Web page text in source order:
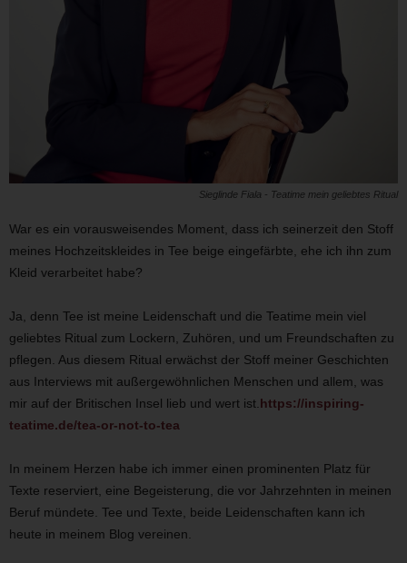
Sieglinde Fiala - Teatime mein geliebtes Ritual
War es ein vorausweisendes Moment, dass ich seinerzeit den Stoff
meines Hochzeitskleides in Tee beige eingefärbte, ehe ich ihn zum
Kleid verarbeitet habe?
Ja, denn Tee ist meine Leidenschaft und die Teatime mein viel
geliebtes Ritual zum Lockern, Zuhören, und um Freundschaften zu
pflegen. Aus diesem Ritual erwächst der Stoff meiner Geschichten
aus Interviews mit außergewöhnlichen Menschen und allem, was
mir auf der Britischen Insel lieb und wert ist. https://inspiring-
teatime.de/tea-or-not-to-tea
In meinem Herzen habe ich immer einen prominenten Platz für
Texte reserviert, eine Begeisterung, die vor Jahrzehnten in meinen
Beruf mündete. Tee und Texte, beide Leidenschaften kann ich
heute in meinem Blog vereinen.